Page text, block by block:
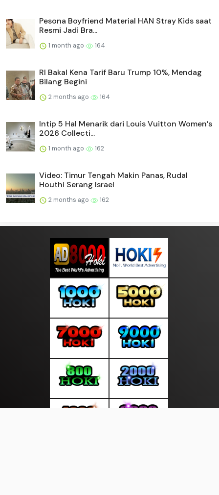
Pesona Boyfriend Material HAN Stray Kids saat
Resmi Jadi Bra...
1 month ago 164
RI Bakal Kena Tarif Baru Trump 10%, Mendag
Bilang Begini
2 months ago 164
Intip 5 Hal Menarik dari Louis Vuitton Women’s
2026 Collecti...
1 month ago 162
Video: Timur Tengah Makin Panas, Rudal
Houthi Serang Israel
2 months ago 162